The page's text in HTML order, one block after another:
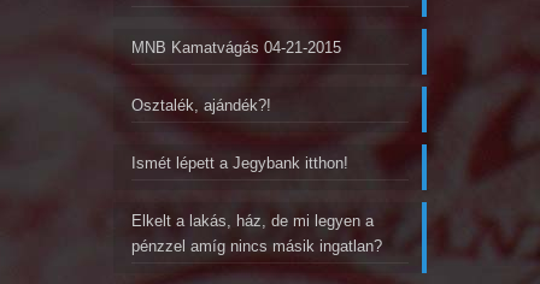
MNB Kamatvágás 04-21-2015
Osztalék, ajándék?!
Ismét lépett a Jegybank itthon!
Elkelt a lakás, ház, de mi legyen a
pénzzel amíg nincs másik ingatlan?